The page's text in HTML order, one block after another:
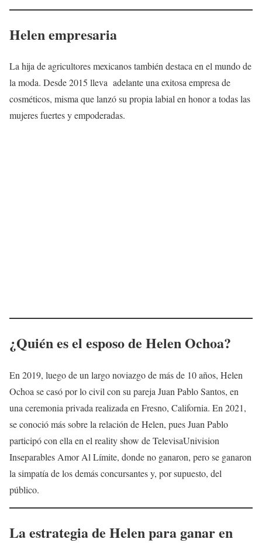
Helen empresaria
La hija de agricultores mexicanos también destaca en el mundo de
la moda. Desde 2015 lleva adelante una exitosa empresa de
cosméticos, misma que lanzó su propia labial en honor a todas las
mujeres fuertes y empoderadas.
¿Quién es el esposo de Helen Ochoa?
En 2019, luego de un largo noviazgo de más de 10 años, Helen
Ochoa se casó por lo civil con su pareja Juan Pablo Santos, en
una ceremonia privada realizada en Fresno, California. En 2021,
se conoció más sobre la relación de Helen, pues Juan Pablo
participó con ella en el reality show de TelevisaUnivision
Inseparables Amor Al Límite, donde no ganaron, pero se ganaron
la simpatía de los demás concursantes y, por supuesto, del
público.
La estrategia de Helen para ganar en